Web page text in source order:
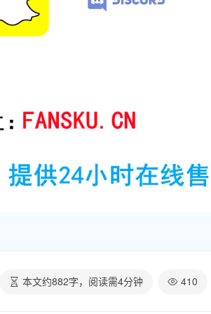
本文约882字，阅读需4分钟 410